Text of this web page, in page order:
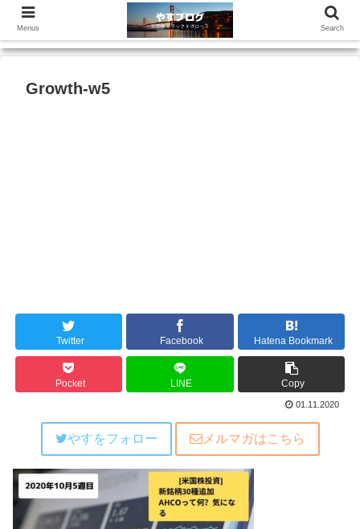
Growth-w5
Twitter Facebook Hatena Bookmark
Pocket LINE Copy
01.11.2020
やすをフォロー メルマガはこちら
Menus Search